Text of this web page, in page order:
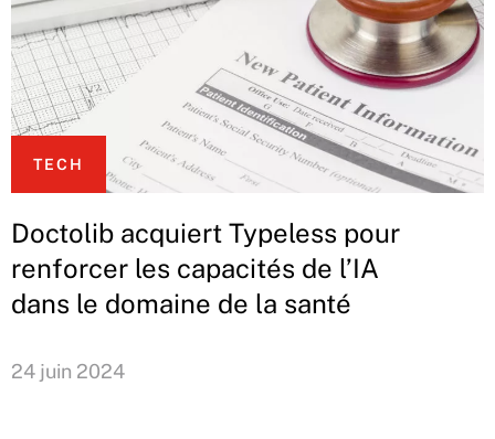
TECH
Doctolib acquiert Typeless pour
renforcer les capacités de l’IA
dans le domaine de la santé
24 juin 2024